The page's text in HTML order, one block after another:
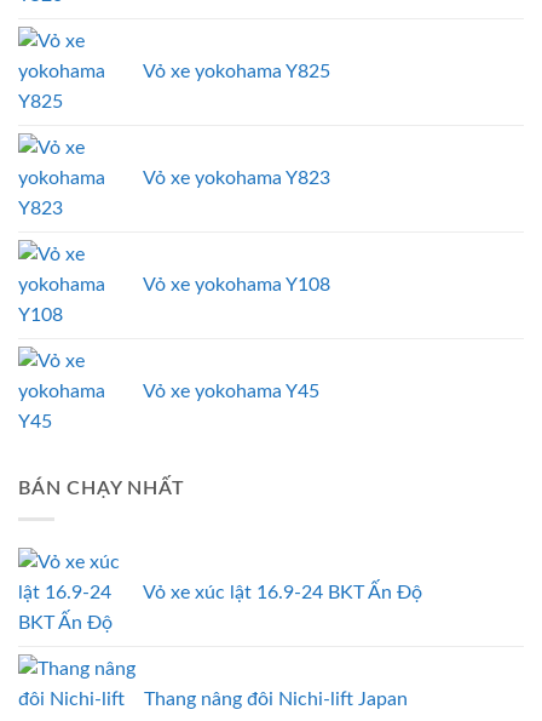
Vỏ xe yokohama Y825
Vỏ xe yokohama Y823
Vỏ xe yokohama Y108
Vỏ xe yokohama Y45
BÁN CHẠY NHẤT
Vỏ xe xúc lật 16.9-24 BKT Ấn Độ
Thang nâng đôi Nichi-lift Japan